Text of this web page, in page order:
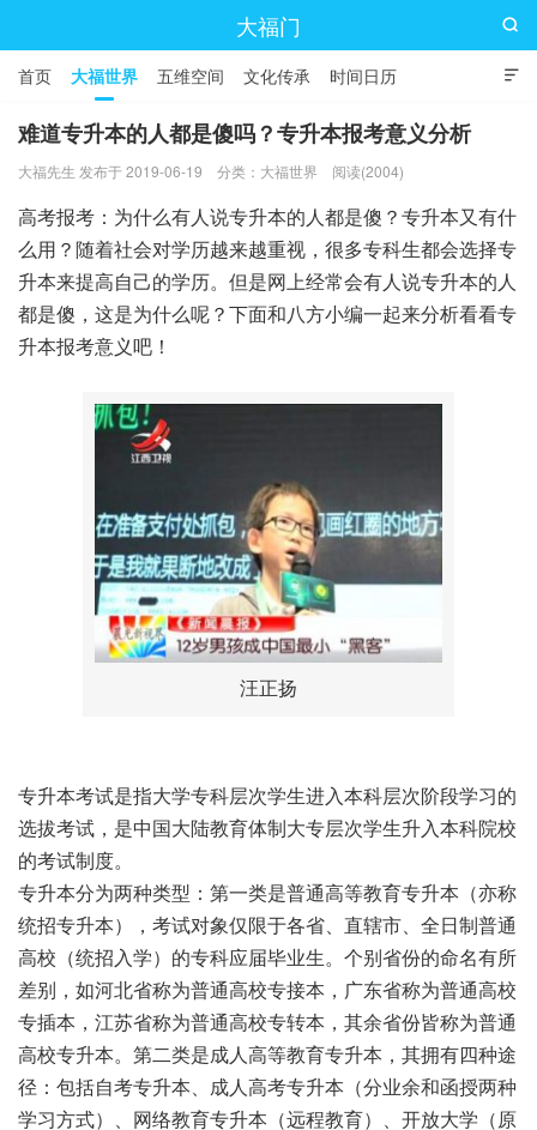
大福门

首页 大福世界 五维空间 文化传承 时间日历

难道专升本的人都是傻吗？专升本报考意义分析
大福先生 发布于 2019-06-19 分类： 大福世界 阅读(2004)
高考报考：为什么有人说专升本的人都是傻？专升本又有什
么用？随着社会对学历越来越重视，很多专科生都会选择专
升本来提高自己的学历。但是网上经常会有人说专升本的人
都是傻，这是为什么呢？下面和八方小编一起来分析看看专
升本报考意义吧！
汪正扬
专升本考试是指大学专科层次学生进入本科层次阶段学习的
选拔考试，是中国大陆教育体制大专层次学生升入本科院校
的考试制度。
专升本分为两种类型：第一类是普通高等教育专升本（亦称
统招专升本），考试对象仅限于各省、直辖市、全日制普通
高校（统招入学）的专科应届毕业生。个别省份的命名有所
差别，如河北省称为普通高校专接本，广东省称为普通高校
专插本，江苏省称为普通高校专转本，其余省份皆称为普通
高校专升本。第二类是成人高等教育专升本，其拥有四种途
径：包括自考专升本、成人高考专升本（分业余和函授两种
学习方式）、网络教育专升本（远程教育）、开放大学（原